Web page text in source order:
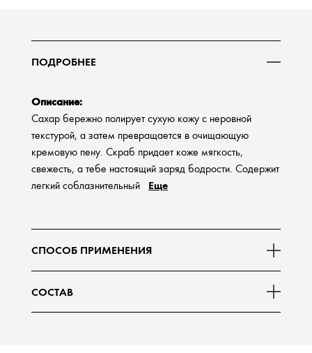
ПОДРОБНЕЕ
Описание:
Сахар бережно полирует сухую кожу с неровной
текстурой, а затем превращается в очищающую
кремовую пену. Скраб придает коже мягкость,
свежесть, а тебе настоящий заряд бодрости. Содержит
легкий соблазнительный
Еще
СПОСОБ ПРИМЕНЕНИЯ
СОСТАВ